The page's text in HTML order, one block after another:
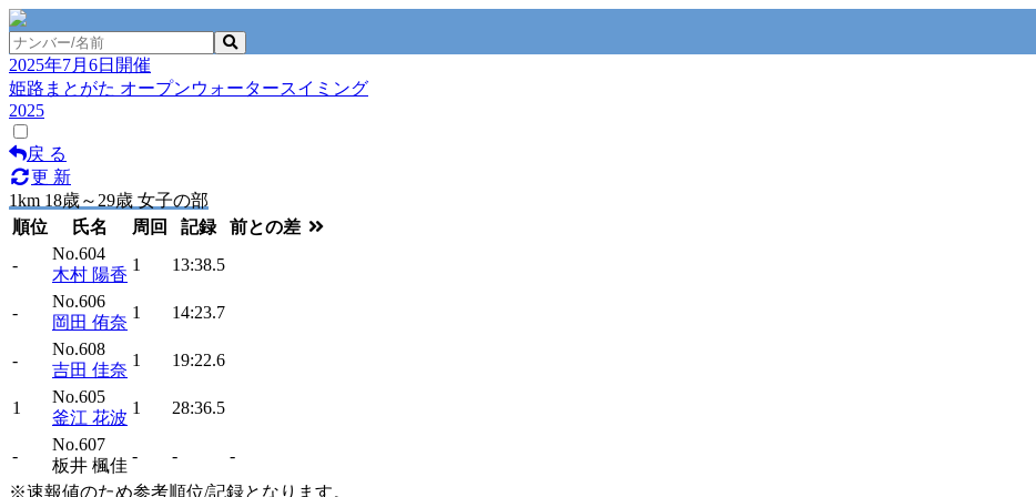
2025年7月6日開催
姫路まとがた オープンウォータースイミング
2025
戻 る
更 新
1km 18歳～29歳 女子の部
順位
氏名 周回 記録
前との差
-
No.604
木村 陽香
1 13:38.5
-
No.606
岡田 侑奈
1 14:23.7
-
No.608
吉田 佳奈
1 19:22.6
1
No.605
釜江 花波
1 28:36.5
-
No.607
板井 楓佳
- -
-
※速報値のため参考順位/記録となります。